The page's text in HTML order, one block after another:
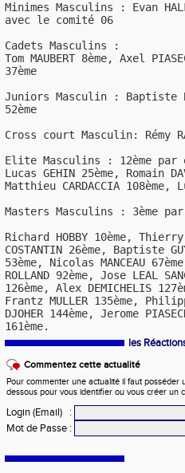
Minimes Masculins : Evan
avec le comité 06
Cadets Masculins :
Tom MAUBERT 8ème, Axel
37ème
Juniors Masculin : Baptiste
52ème
Cross court Masculin: Rémy
Elite Masculins : 12ème par
Lucas GEHIN 25ème, Romain
Matthieu CARDACCIA 108ème,
Masters Masculins : 3ème
Richard HOBBY 10ème,
COSTANTIN 26ème, Baptiste
53ème, Nicolas MANCEAU
ROLLAND 92ème, Jose LEAL
126ème, Alex DEMICHELIS
Frantz MULLER 135ème,
DJOHER 144ème, Jerome
161ème.
les
Commentez cette actualité
Pour commenter une actualité il faut posséder
dessous pour vous identifier ou vous créer un
Login (Email)
:
Mot de Passe :